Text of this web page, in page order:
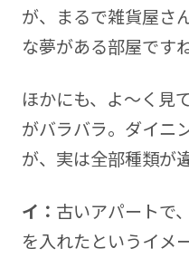
が、まるで雑貨屋さ
な夢がある部屋ですね
ほかにも、よ～く見
がバラバラ。ダイニ
が、実は全部種類が
イ： 古いアパートで
を入れたというイメ